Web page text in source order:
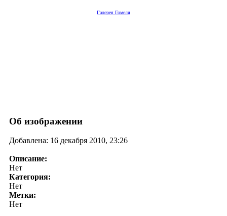
Галерея Гомеля
Об изображении
Добавлена: 16 декабря 2010, 23:26
Описание:
Нет
Категория:
Нет
Метки:
Нет